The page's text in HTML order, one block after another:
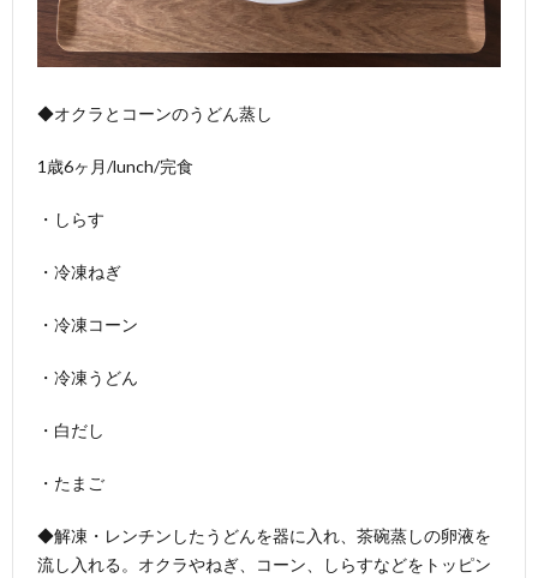
◆オクラとコーンのうどん蒸し
1歳6ヶ月/lunch/完食
・しらす
・冷凍ねぎ
・冷凍コーン
・冷凍うどん
・白だし
・たまご
◆解凍・レンチンしたうどんを器に入れ、茶碗蒸しの卵液を
流し入れる。オクラやねぎ、コーン、しらすなどをトッピン